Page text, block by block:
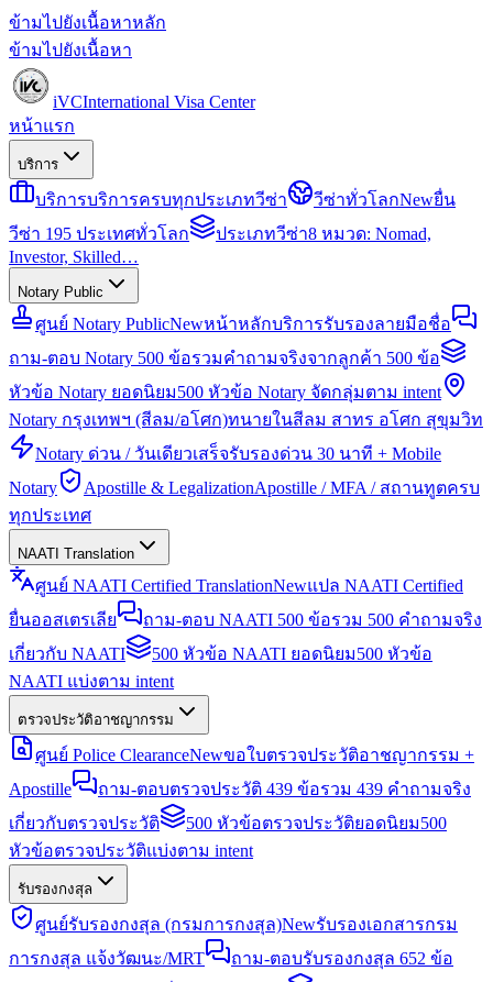
ข้ามไปยังเนื้อหาหลัก
ข้ามไปยังเนื้อหา
iVCInternational Visa Center
หน้าแรก
บริการ
บริการบริการครบทุกประเภทวีซ่า วีซ่าทั่วโลกNewยื่น
วีซ่า 195 ประเทศทั่วโลก
ประเภทวีซ่า8 หมวด: Nomad,
Investor, Skilled…
Notary Public
ศูนย์ Notary PublicNewหน้าหลักบริการรับรองลายมือชื่อ
ถาม-ตอบ Notary 500 ข้อรวมคำถามจริงจากลูกค้า 500 ข้อ
หัวข้อ Notary ยอดนิยม500 หัวข้อ Notary จัดกลุ่มตาม intent
Notary กรุงเทพฯ (สีลม/อโศก)ทนายในสีลม สาทร อโศก สุขุมวิท
Notary ด่วน / วันเดียวเสร็จรับรองด่วน 30 นาที + Mobile
Notary
Apostille & LegalizationApostille / MFA / สถานทูตครบ
ทุกประเทศ
NAATI Translation
ศูนย์ NAATI Certified TranslationNewแปล NAATI Certified
ยื่นออสเตรเลีย
ถาม-ตอบ NAATI 500 ข้อรวม 500 คำถามจริง
เกี่ยวกับ NAATI
500 หัวข้อ NAATI ยอดนิยม500 หัวข้อ
NAATI แบ่งตาม intent
ตรวจประวัติอาชญากรรม
ศูนย์ Police ClearanceNewขอใบตรวจประวัติอาชญากรรม +
Apostille
ถาม-ตอบตรวจประวัติ 439 ข้อรวม 439 คำถามจริง
เกี่ยวกับตรวจประวัติ
500 หัวข้อตรวจประวัติยอดนิยม500
หัวข้อตรวจประวัติแบ่งตาม intent
รับรองกงสุล
ศูนย์รับรองกงสุล (กรมการกงสุล)Newรับรองเอกสารกรม
การกงสุล แจ้งวัฒนะ/MRT
ถาม-ตอบรับรองกงสุล 652 ข้อ